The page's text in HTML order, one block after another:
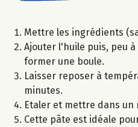
Mettre les ingrédients
Ajouter l'huile puis, peu
former une boule.
Laisser reposer à
minutes.
Etaler et mettre dans
Cette pâte est idéale